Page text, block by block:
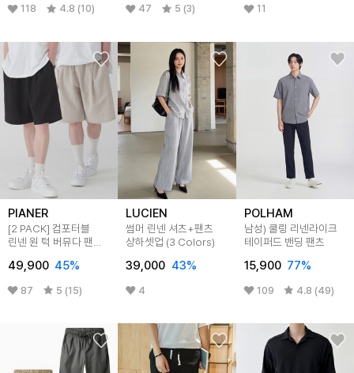
118 4.8 (10) 47 5 (3) 11
PIANER
[2 PACK] 컴포터블
린넨 원 턱 버뮤다 팬츠
49,900 45%
87 5 (15)
LUCIEN
썸머 린넨 셔츠+팬츠
상하셋업 (3 Colors)
39,000 43%
4
POLHAM
남성) 쿨링 리넨라이크
테이퍼드 밴딩 팬츠
15,900 77%
109 4.8 (49)